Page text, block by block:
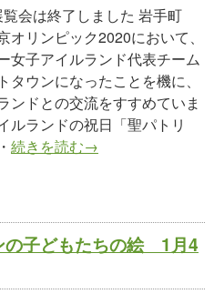
覧会は終了しました 岩手町
オリンピック2020において、
女子アイルランド代表チーム
タウンになったことを機に、
ンドとの交流をすすめていま
ルランドの祝日「聖パトリ
続きを読む→
の子どもたちの絵 1月4